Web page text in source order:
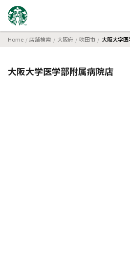
Home 店舗検索 大阪府 吹田市 大阪大学
大阪大学医学部附属病院店